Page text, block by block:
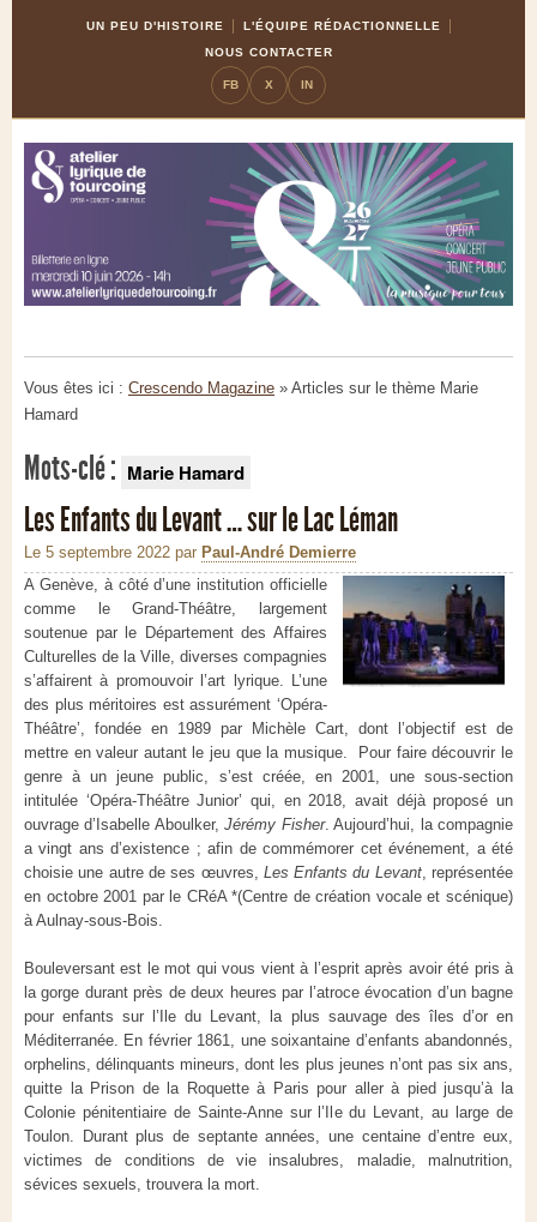
UN PEU D'HISTOIRE
L'ÉQUIPE RÉDACTIONNELLE
NOUS CONTACTER
FB X IN
Vous êtes ici : Crescendo Magazine » Articles sur le thème Marie
Hamard
Mots-clé : Marie Hamard
Les Enfants du Levant … sur le Lac Léman
Le 5 septembre 2022 par Paul-André Demierre
A Genève, à côté d’une institution officielle
comme le Grand-Théâtre, largement
soutenue par le Département des Affaires
Culturelles de la Ville, diverses compagnies
s’affairent à promouvoir l’art lyrique. L’une
des plus méritoires est assurément ‘Opéra-
Théâtre’, fondée en 1989 par Michèle Cart, dont l’objectif est de
mettre en valeur autant le jeu que la musique. Pour faire découvrir le
genre à un jeune public, s’est créée, en 2001, une sous-section
intitulée ‘Opéra-Théâtre Junior’ qui, en 2018, avait déjà proposé un
ouvrage d’Isabelle Aboulker,Jérémy Fisher. Aujourd’hui, la compagnie
a vingt ans d’existence ; afin de commémorer cet événement, a été
choisie une autre de ses œuvres, Les Enfants du Levant, représentée
en octobre 2001 par le CRéA *(Centre de création vocale et scénique)
à Aulnay-sous-Bois.
Bouleversant est le mot qui vous vient à l’esprit après avoir été pris à
la gorge durant près de deux heures par l’atroce évocation d’un bagne
pour enfants sur l’Ile du Levant, la plus sauvage des îles d’or en
Méditerranée. En février 1861, une soixantaine d’enfants abandonnés,
orphelins, délinquants mineurs, dont les plus jeunes n’ont pas six ans,
quitte la Prison de la Roquette à Paris pour aller à pied jusqu’à la
Colonie pénitentiaire de Sainte-Anne sur l’Ile du Levant, au large de
Toulon. Durant plus de septante années, une centaine d’entre eux,
victimes de conditions de vie insalubres, maladie, malnutrition,
sévices sexuels, trouvera la mort.